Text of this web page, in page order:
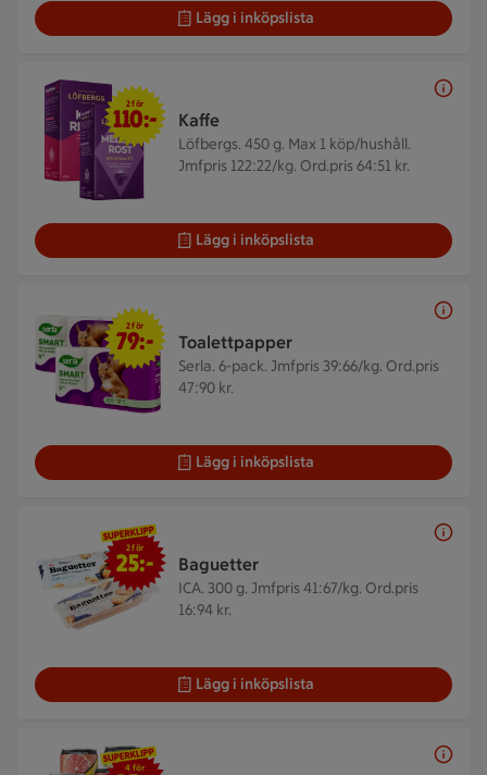
Lägg i inköpslista
Kaffe
Löfbergs. 450 g. Max 1 köp/hushåll.
Jmfpris 122:22/kg. Ord.pris 64:51 kr.
2 för 110 kr
2 för
110:-
Lägg i inköpslista
Toalettpapper
Serla. 6-pack. Jmfpris 39:66/kg. Ord.pris
47:90 kr.
2 för 79 kr
2 för
79:-
Lägg i inköpslista
Baguetter
ICA. 300 g. Jmfpris 41:67/kg. Ord.pris
16:94 kr.
2 för 25 kr
2 för
25:-
Lägg i inköpslista
4 för 35 kr
4 för